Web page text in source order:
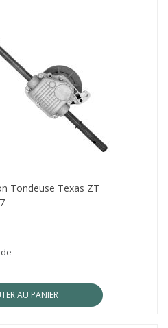
Tondeuse Texas ZT
AU PANIER